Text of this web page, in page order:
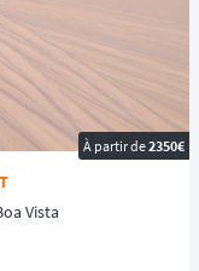
À partir de2350€
Vista